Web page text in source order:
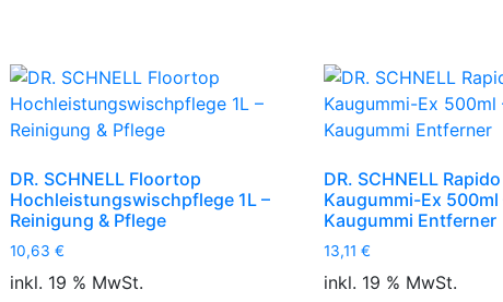
DR. SCHNELL Floortop
Hochleistungswischpflege 1L –
Reinigung & Pflege
10,63 €
inkl. 19 % MwSt.
DR. SCHNELL Rapido
Kaugummi-Ex 500ml
Kaugummi Entferner
13,11 €
inkl. 19 % MwSt.